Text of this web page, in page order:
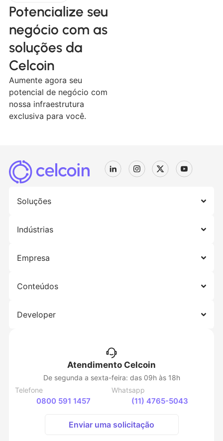
Potencialize seu
negócio com as
soluções da
Celcoin
Aumente agora seu
potencial de negócio com
nossa infraestrutura
exclusiva para você.
Soluções
Indústrias
Empresa
Conteúdos
Developer
Atendimento Celcoin
De segunda a sexta-feira: das 09h às 18h
Telefone
0800 591 1457
Whatsapp
(11) 4765-5043
Enviar uma solicitação